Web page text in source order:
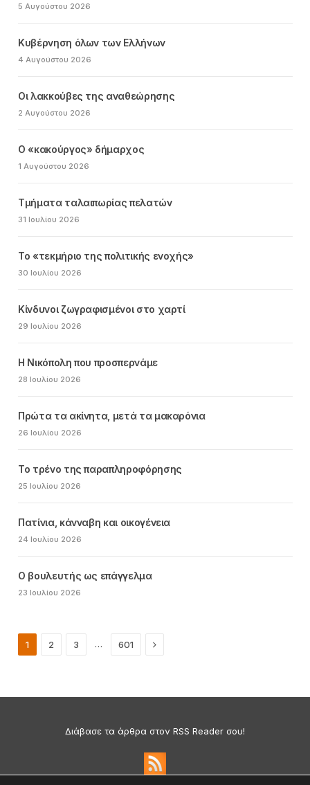
5 Αυγούστου 2026
Κυβέρνηση όλων των Ελλήνων
4 Αυγούστου 2026
Οι λακκούβες της αναθεώρησης
2 Αυγούστου 2026
Ο «κακούργος» δήμαρχος
1 Αυγούστου 2026
Τμήματα ταλαιπωρίας πελατών
31 Ιουλίου 2026
Το «τεκμήριο της πολιτικής ενοχής»
30 Ιουλίου 2026
Κίνδυνοι ζωγραφισμένοι στο χαρτί
29 Ιουλίου 2026
Η Νικόπολη που προσπερνάμε
28 Ιουλίου 2026
Πρώτα τα ακίνητα, μετά τα μακαρόνια
26 Ιουλίου 2026
Το τρένο της παραπληροφόρησης
25 Ιουλίου 2026
Πατίνια, κάνναβη και οικογένεια
24 Ιουλίου 2026
Ο βουλευτής ως επάγγελμα
23 Ιουλίου 2026
1 2 3 … 601 Next
Διάβασε τα άρθρα στον RSS Reader σου!